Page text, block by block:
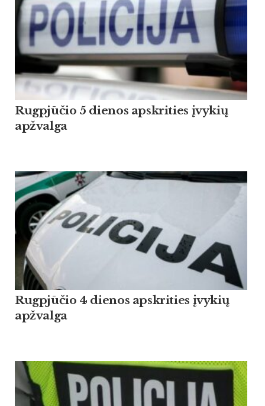
Rugpjūčio 5 dienos apskrities įvykių
apžvalga
Rugpjūčio 4 dienos apskrities įvykių
apžvalga